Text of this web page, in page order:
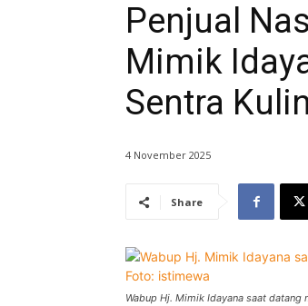
Penjual
Mimik
Sentra
4 November 2025
Share
Wabup Hj. Mimik Idayana saat datang